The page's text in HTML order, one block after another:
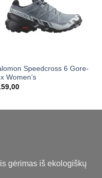
Speedcross 6 Gore-
Women’s
gėrimas iš ekologiškų